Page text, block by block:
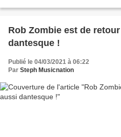
Rob Zombie est de
dantesque !
Publié le 04/03/2021 à 06:22
Par Steph Musicnation